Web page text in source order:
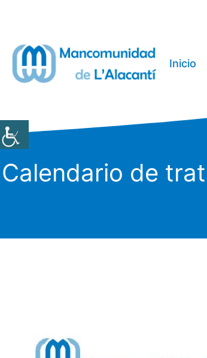
Inicio
Calendario de